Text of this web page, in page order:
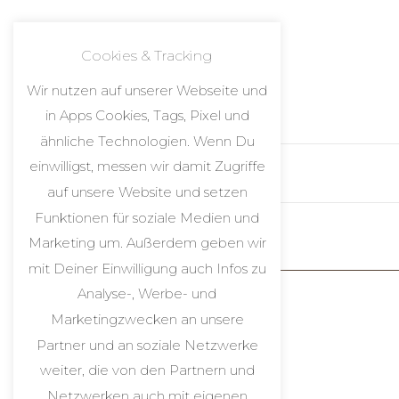
[woocommerce_checkout]
Cookies & Tracking
Wir nutzen auf unserer Webseite und
in Apps Cookies, Tags, Pixel und
ähnliche Technologien. Wenn Du
einwilligst, messen wir damit Zugriffe
auf unsere Website und setzen
Funktionen für soziale Medien und
Marketing um. Außerdem geben wir
mit Deiner Einwilligung auch Infos zu
Analyse-, Werbe- und
Marketingzwecken an unsere
Partner und an soziale Netzwerke
weiter, die von den Partnern und